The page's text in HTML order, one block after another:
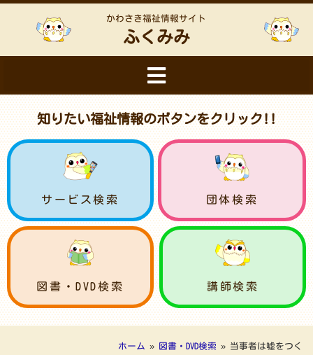
かわさき福祉情報サイト
ふくみみ
知りたい福祉情報のボタンをクリック!!
サービス検索 団体検索
図書・DVD検索 講師検索
ホーム » 図書・DVD検索 » 当事者は嘘をつく